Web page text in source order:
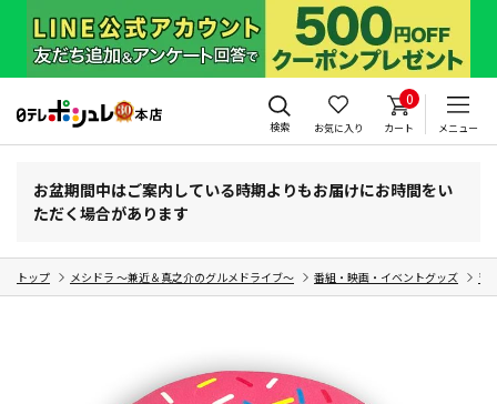
検索 お気に入り
0
カート メニュー
お盆期間中はご案内している時期よりもお届けにお時間をい
ただく場合があります
トップ メシドラ ～兼近＆真之介のグルメドライブ～ 番組・映画・イベントグッズ 音